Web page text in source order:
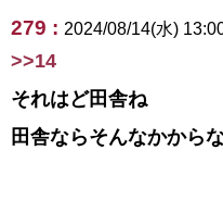
279 : 2024/08/14(水)
>>14
それはど田舎ね
田舎ならそんなかから